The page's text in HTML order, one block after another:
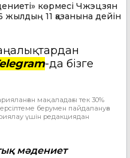
көрмесі Чжэцзян
11 қазанына дейін
-да бізге
мақаладағы тек 30%
берумен пайдалануға
үшін редакциядан
мәдениет